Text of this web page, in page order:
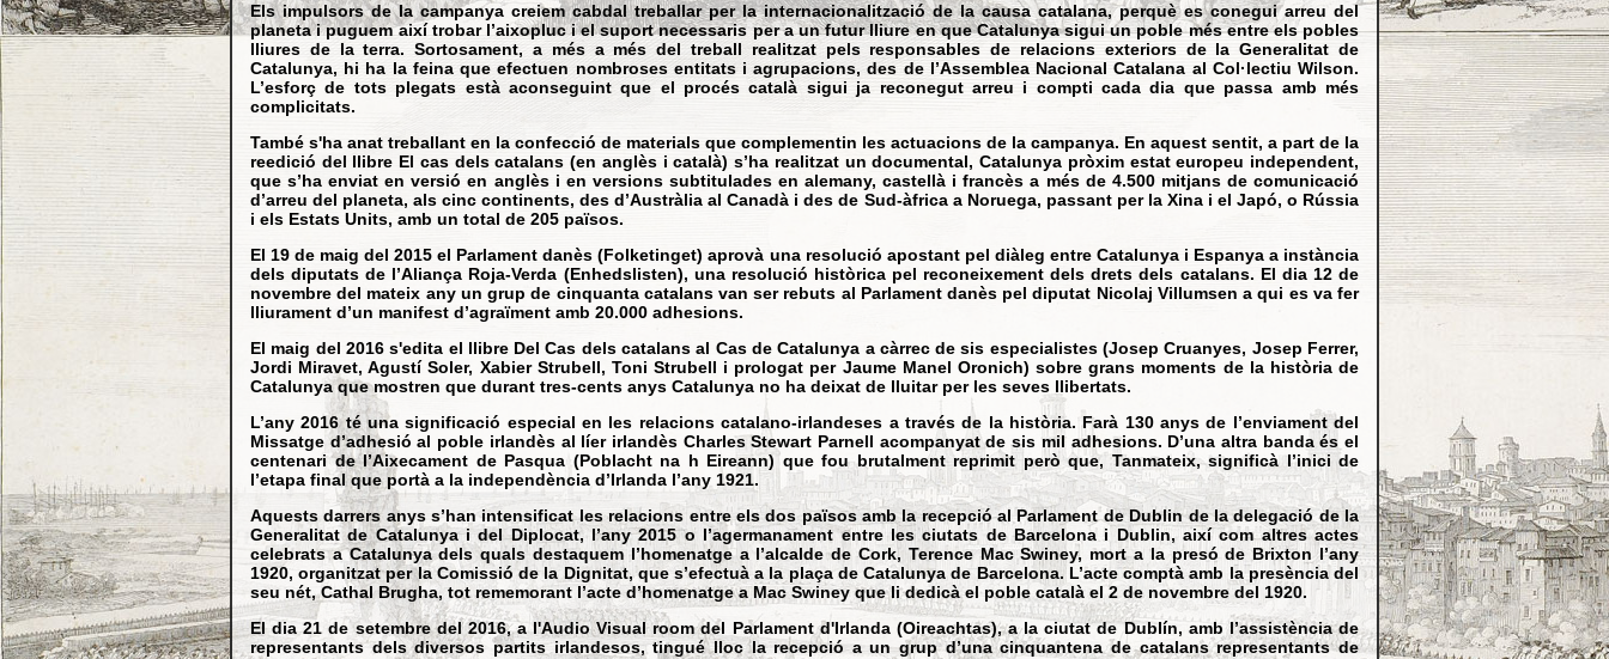
Els impulsors de la campanya creiem cabdal treballar per la internacionalització de la causa catalana, perquè es conegui arreu del
planeta i puguem així trobar l’aixopluc i el suport necessaris per a un futur lliure en que Catalunya sigui un poble més entre els pobles
lliures de la terra. Sortosament, a més a més del treball realitzat pels responsables de relacions exteriors de la Generalitat de
Catalunya, hi ha la feina que efectuen nombroses entitats i agrupacions, des de l’Assemblea Nacional Catalana al Col·lectiu Wilson.
L’esforç de tots plegats està aconseguint que el procés català sigui ja reconegut arreu i compti cada dia que passa amb més
complicitats.
També s'ha anat treballant en la confecció de materials que complementin les actuacions de la campanya. En aquest sentit, a part de la
reedició del llibre El cas dels catalans (en anglès i català) s’ha realitzat un documental, Catalunya pròxim estat europeu independent,
que s’ha enviat en versió en anglès i en versions subtitulades en alemany, castellà i francès a més de 4.500 mitjans de comunicació
d’arreu del planeta, als cinc continents, des d’Austràlia al Canadà i des de Sud-àfrica a Noruega, passant per la Xina i el Japó, o Rússia
i els Estats Units, amb un total de 205 països.
El 19 de maig del 2015 el Parlament danès (Folketinget) aprovà una resolució apostant pel diàleg entre Catalunya i Espanya a instància
dels diputats de l’Aliança Roja-Verda (Enhedslisten), una resolució històrica pel reconeixement dels drets dels catalans. El dia 12 de
novembre del mateix any un grup de cinquanta catalans van ser rebuts al Parlament danès pel diputat Nicolaj Villumsen a qui es va fer
lliurament d’un manifest d’agraïment amb 20.000 adhesions.
El maig del 2016 s'edita el llibre Del Cas dels catalans al Cas de Catalunya a càrrec de sis especialistes (Josep Cruanyes, Josep Ferrer,
Jordi Miravet, Agustí Soler, Xabier Strubell, Toni Strubell i prologat per Jaume Manel Oronich) sobre grans moments de la història de
Catalunya que mostren que durant tres-cents anys Catalunya no ha deixat de lluitar per les seves llibertats.
L’any 2016 té una significació especial en les relacions catalano-irlandeses a través de la història. Farà 130 anys de l’enviament del
Missatge d’adhesió al poble irlandès al líer irlandès Charles Stewart Parnell acompanyat de sis mil adhesions. D’una altra banda és el
centenari de l’Aixecament de Pasqua (Poblacht na h Eireann) que fou brutalment reprimit però que, Tanmateix, significà l’inici de
l’etapa final que portà a la independència d’Irlanda l’any 1921.
Aquests darrers anys s’han intensificat les relacions entre els dos països amb la recepció al Parlament de Dublin de la delegació de la
Generalitat de Catalunya i del Diplocat, l’any 2015 o l’agermanament entre les ciutats de Barcelona i Dublin, així com altres actes
celebrats a Catalunya dels quals destaquem l’homenatge a l’alcalde de Cork, Terence Mac Swiney, mort a la presó de Brixton l’any
1920, organitzat per la Comissió de la Dignitat, que s’efectuà a la plaça de Catalunya de Barcelona. L’acte comptà amb la presència del
seu nét, Cathal Brugha, tot rememorant l’acte d’homenatge a Mac Swiney que li dedicà el poble català el 2 de novembre del 1920.
El dia 21 de setembre del 2016, a l'Audio Visual room del Parlament d'Irlanda (Oireachtas), a la ciutat de Dublín, amb l’assistència de
representants dels diversos partits irlandesos, tingué lloc la recepció a un grup d’una cinquantena de catalans representants de